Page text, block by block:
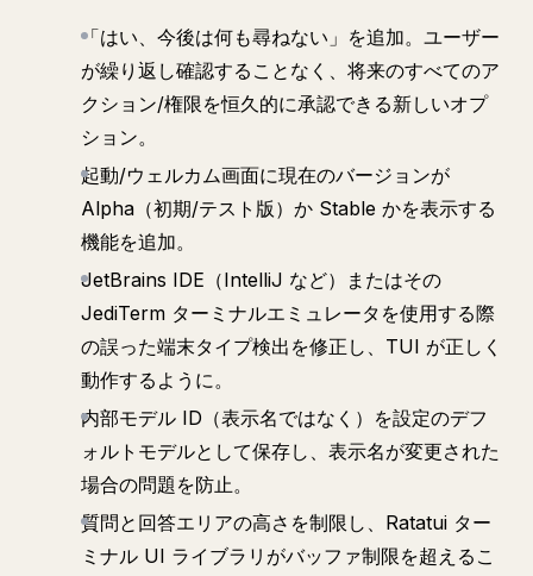
「はい、今後は何も尋ねない」を追加。ユーザー
が繰り返し確認することなく、将来のすべてのア
クション/権限を恒久的に承認できる新しいオプ
ション。
起動/ウェルカム画面に現在のバージョンが
Alpha（初期/テスト版）か Stable かを表示する
機能を追加。
JetBrains IDE（IntelliJ など）またはその
JediTerm ターミナルエミュレータを使用する際
の誤った端末タイプ検出を修正し、TUI が正しく
動作するように。
内部モデル ID（表示名ではなく）を設定のデフ
ォルトモデルとして保存し、表示名が変更された
場合の問題を防止。
質問と回答エリアの高さを制限し、Ratatui ター
ミナル UI ライブラリがバッファ制限を超えるこ